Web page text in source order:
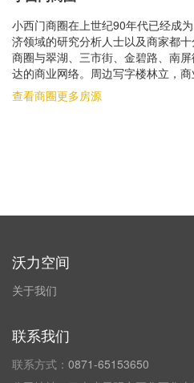
小西门商圈在上世纪90年代已经成
济领域的研究分析人士以及商家都
商圈与翠湖、三市街、金碧路、南
达的商业网络。周边写字楼林立，商
查看商圈更多房源
沃力空间
关于我们
联系我们
联系方式： 0871-65153650